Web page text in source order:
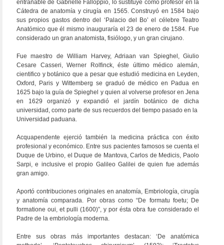
entrañable de Gabrielle Falloppio, lo sustituye como profesor en la
Cátedra de anatomía y cirugía en 1565. Construyó en 1584 bajo
sus propios gastos dentro del ‘Palacio del Bo’ el célebre Teatro
Anatómico que él mismo inauguraría el 23 de enero de 1584. Fue
considerado un gran anatomista, fisiólogo, y un gran cirujano.
Fue maestro de William Harvey, Adriaan van Spieghel, Giulio
Cesare Casseri, Werner Rolfinck, éste último médico alemán,
cientifico y botánico que a pesar que estudió medicina en Leyden,
Oxford, Paris y Wittemberg se graduó de médico en Padua en
1625 bajo la guía de Spieghel y quien al volverse profesor en Jena
en 1629 organizó y expandió el jardín botánico de dicha
universidad, como parte de sus recuerdos del tiempo pasado en la
Universidad paduana.
Acquapendente ejerció también la medicina práctica con éxito
profesional y económico. Entre sus pacientes famosos se cuenta el
Duque de Urbino, el Duque de Mantova, Carlos de Medicis, Paolo
Sarpi, e inclusive el propio Galileo Galilei de quien fue además
gran amigo.
Aportó contribuciones originales en anatomía, Embriología, cirugía
y anatomía comparada. Por obras como “De formatu foetu; De
formatione oui, et pulli (1600)”, y por ésta obra fue considerado el
Padre de la embriología moderna.
Entre sus obras más importantes destacan: ‘De anatómica